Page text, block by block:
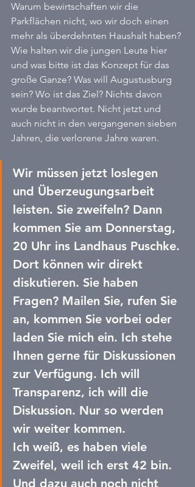
Warum bewirtschaften wir die
Parkflächen nicht, wo wir doch einen
mehr als überdehnten Haushalt haben?
Wie halten wir die jungen Leute hier
und was bitte ist das Konzept für das
große Ganze? Was will Augustusburg
sein? Wo ist das Ziel? Nichts davon
wurde beantwortet. Nicht jetzt und
auch nicht in den vergangenen sieben
Jahren, die verlorene Jahre waren.
Wir müssen jetzt loslegen
und Überzeugungsarbeit
leisten. Sie zweifeln? Dann
kommen Sie am Donnerstag,
20 Uhr ins Landhaus Puschke.
Dort können wir direkt
diskutieren. Sie haben
Fragen? Mailen Sie, rufen Sie
an, kommen Sie vorbei oder
laden Sie mich ein. Ich stehe
Ihnen gerne für Diskussionen
zur Verfügung. Ich will
Transparenz, ich will die
Diskussion. Nur so werden
wir weiter kommen.
Ich weiß, es haben viele
Zweifel, weil ich erst 42 bin.
Und dazu auch noch nicht